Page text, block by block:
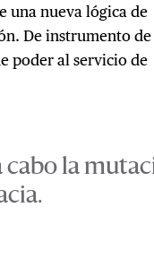
una nueva lógica de
De instrumento de
poder al servicio de
cabo la